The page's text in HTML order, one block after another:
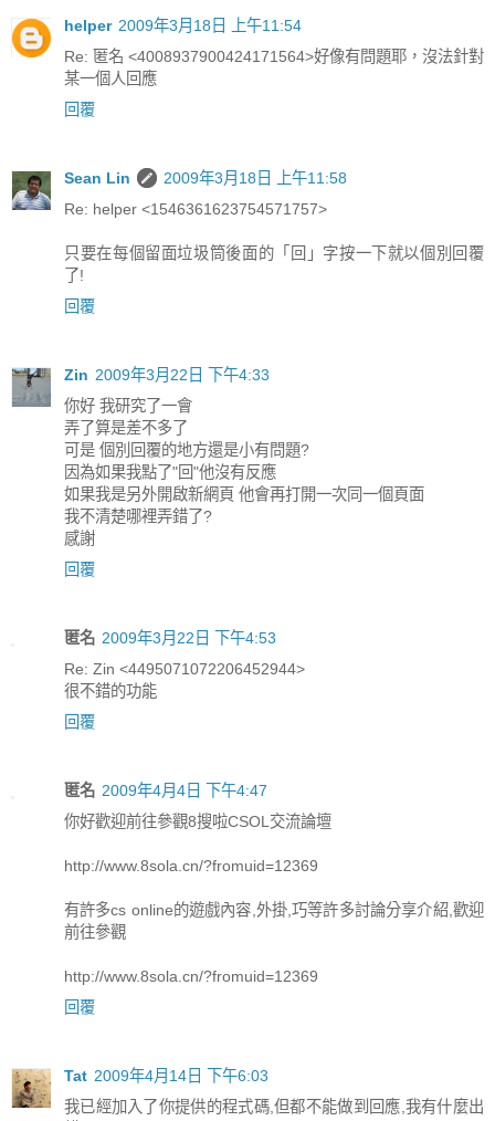
helper 2009年3月18日 上午11:54
Re: 匿名 <4008937900424171564>好像有問題耶，沒法針對
某一個人回應
回覆
Sean Lin
2009年3月18日 上午11:58
Re: helper <1546361623754571757>
只要在每個留面垃圾筒後面的「回」字按一下就以個別回覆
了!
回覆
Zin 2009年3月22日 下午4:33
你好 我研究了一會
弄了算是差不多了
可是 個別回覆的地方還是小有問題?
因為如果我點了"回"他沒有反應
如果我是另外開啟新網頁 他會再打開一次同一個頁面
我不清楚哪裡弄錯了?
感謝
回覆
匿名 2009年3月22日 下午4:53
Re: Zin <4495071072206452944>
很不錯的功能
回覆
匿名 2009年4月4日 下午4:47
你好歡迎前往參觀8搜啦CSOL交流論壇
http://www.8sola.cn/?fromuid=12369
有許多cs online的遊戲內容,外掛,巧等許多討論分享介紹,歡迎
前往參觀
http://www.8sola.cn/?fromuid=12369
回覆
Tat 2009年4月14日 下午6:03
我已經加入了你提供的程式碼,但都不能做到回應,我有什麼出